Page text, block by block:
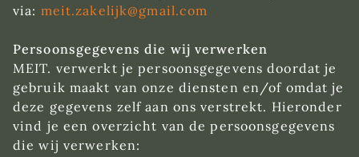
via: meit.zakelijk@gmail.com
Persoonsgegevens die wij verwerken
MEIT. verwerkt je persoonsgegevens doordat je
gebruik maakt van onze diensten en/of omdat je
deze gegevens zelf aan ons verstrekt. Hieronder
vind je een overzicht van de persoonsgegevens
die wij verwerken: